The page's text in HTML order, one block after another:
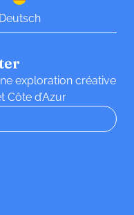
exploration créative
Côte d’Azur